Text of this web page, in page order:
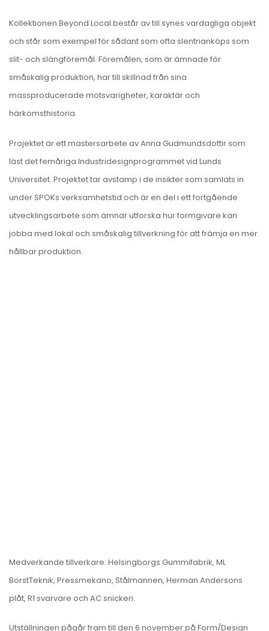
Kollektionen Beyond Local består av till synes vardagliga objekt
och står som exempel för sådant som ofta slentrianköps som
slit- och slängföremål. Föremålen, som är ämnade för
småskalig produktion, har till skillnad från sina
massproducerade motsvarigheter, karaktär och
härkomsthistoria.
Projektet är ett mastersarbete av Anna Gudmundsdottir som
läst det femåriga Industridesignprogrammet vid Lunds
Universitet. Projektet tar avstamp i de insikter som samlats in
under SPOKs verksamhetstid och är en del i ett fortgående
utvecklingsarbete som ämnar utforska hur formgivare kan
jobba med lokal och småskalig tillverkning för att främja en mer
hållbar produktion.
Medverkande tillverkare: Helsingborgs Gummifabrik, ML
BorstTeknik, Pressmekano, Stålmannen, Herman Andersons
plåt, R1 svarvare och AC snickeri.
Utställningen pågår fram till den 6 november på Form/Design